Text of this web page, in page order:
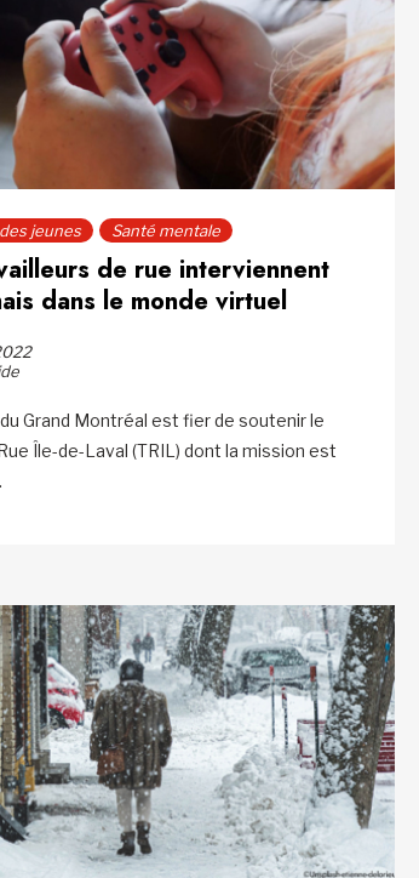
jeunes Santé mentale
de rue interviennent
dans le monde virtuel
Grand Montréal est fier de soutenir le
Île-de-Laval (TRIL) dont la mission est